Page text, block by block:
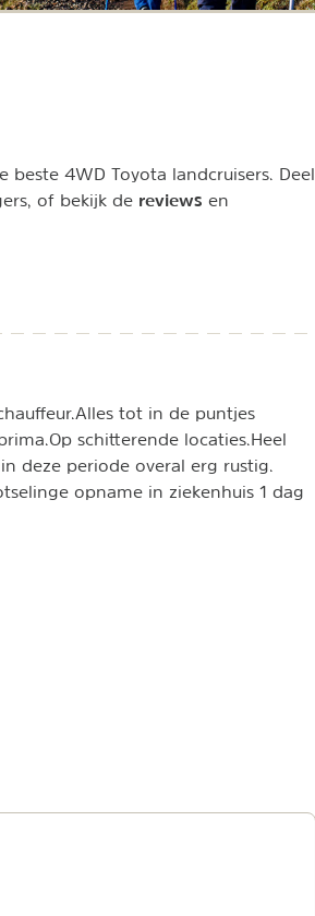
beste 4WD Toyota landcruisers. Deel
of bekijk de reviews en
tot in de puntjes
schitterende locaties.Heel
deze periode overal erg rustig.
opname in ziekenhuis 1 dag